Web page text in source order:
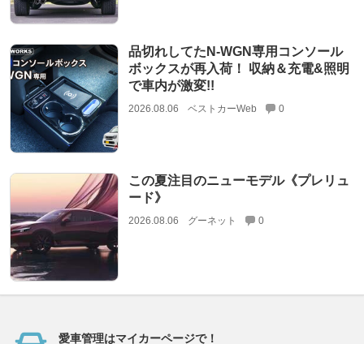
品切れしてたN-WGN専用コンソール
ボックスが再入荷！ 収納＆充電&照明
で車内が激変!!
2026.08.06 ベストカーWeb 0
この夏注目のニューモデル《プレリュ
ード》
2026.08.06 グーネット 0
愛車管理はマイカーページで！